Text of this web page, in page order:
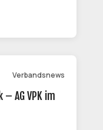
Verbandsnews
AG VPK im